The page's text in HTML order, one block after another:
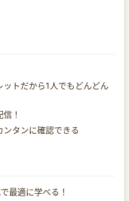
トだから1人でもどんどん
！
タンに確認できる
最適に学べる！